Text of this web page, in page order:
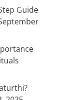
Guide